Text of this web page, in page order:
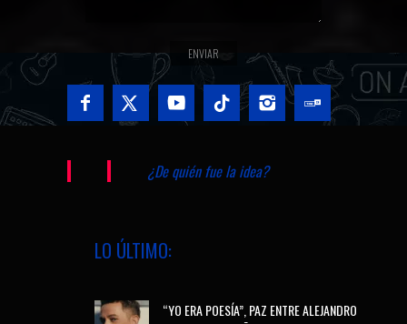
¿De quién fue la idea?
LO ÚLTIMO:
“YO ERA POESÍA”, PAZ ENTRE ALEJANDRO